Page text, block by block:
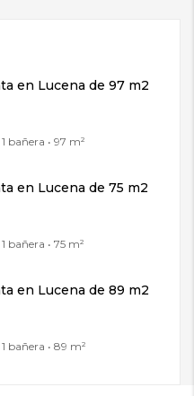
en Lucena de 97 m2
bañera • 97 m²
en Lucena de 75 m2
bañera • 75 m²
en Lucena de 89 m2
bañera • 89 m²